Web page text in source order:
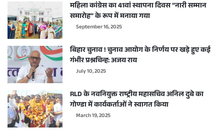
महिला कांग्रेस का 41वां स्थापना दिवस “नारी सम्मान
समारोह” के रूप में मनाया गया
September 16, 2025
बिहार चुनाव ! चुनाव आयोग के निर्णय पर खड़े हुए कई
गंभीर प्रश्नचिन्ह: अजय राय
July 10, 2025
RLD के नवनियुक्त राष्ट्रीय महासचिव अनिल दुबे का
गोण्डा में कार्यकर्ताओं ने स्वागत किया
March 19, 2025